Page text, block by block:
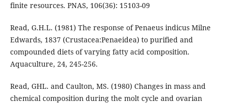
finite resources. PNAS, 106(36): 15103-09
Read, G.H.L. (1981) The response of Penaeus indicus Milne
Edwards, 1837 (Crustacea:Penaeidea) to purified and
compounded diets of varying fatty acid composition.
Aquaculture, 24, 245-256.
Read, GHL. and Caulton, MS. (1980) Changes in mass and
chemical composition during the molt cycle and ovarian